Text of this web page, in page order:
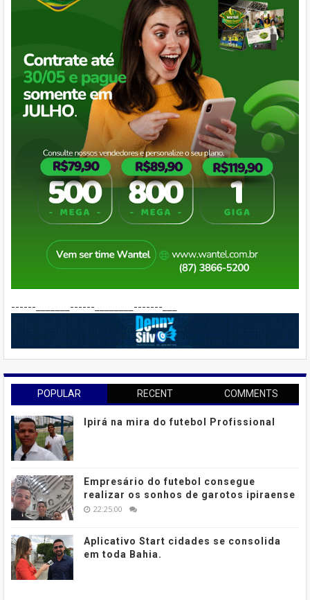
------_______------________-------___
POPULAR RECENT COMMENTS
Ipirá na mira do futebol Profissional
Empresário do futebol consegue
realizar os sonhos de garotos ipiraense
22:25:00
Aplicativo Start cidades se consolida
em toda Bahia.